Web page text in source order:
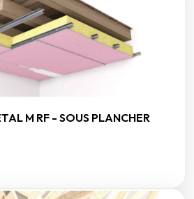
M RF - SOUS PLANCHER